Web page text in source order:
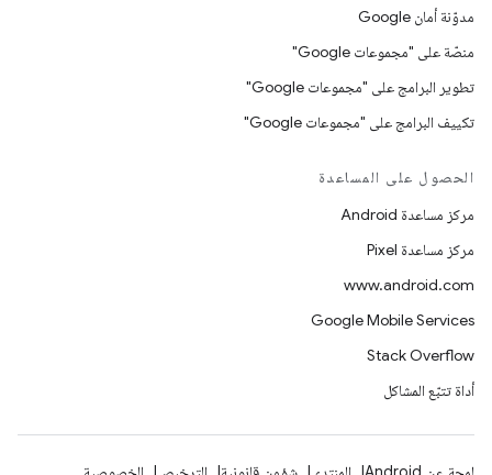
مدوّنة أمان Google
منصّة على "مجموعات Google"
تطوير البرامج على "مجموعات Google"
تكييف البرامج على "مجموعات Google"
الحصول على المساعدة
مركز مساعدة Android
مركز مساعدة Pixel
www.android.com
Google Mobile Services
Stack Overflow
أداة تتبّع المشاكل